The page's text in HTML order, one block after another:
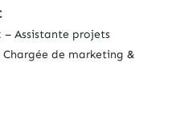
– Assistante projets
Chargée de marketing &